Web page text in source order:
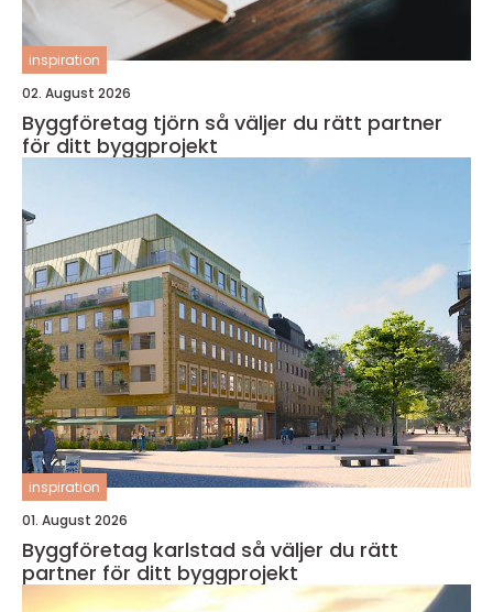
inspiration
02. August 2026
Byggföretag tjörn så väljer du rätt partner
för ditt byggprojekt
inspiration
01. August 2026
Byggföretag karlstad så väljer du rätt
partner för ditt byggprojekt